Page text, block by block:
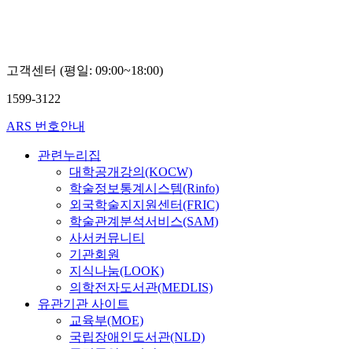
고객센터 (평일: 09:00~18:00)
1599-3122
ARS 번호안내
관련누리집
대학공개강의(KOCW)
학술정보통계시스템(Rinfo)
외국학술지지원센터(FRIC)
학술관계분석서비스(SAM)
사서커뮤니티
기관회원
지식나눔(LOOK)
의학전자도서관(MEDLIS)
유관기관 사이트
교육부(MOE)
국립장애인도서관(NLD)